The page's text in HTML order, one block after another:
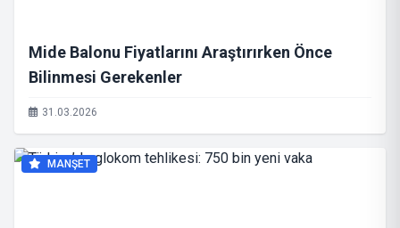
Mide Balonu Fiyatlarını Araştırırken Önce
Bilinmesi Gerekenler
31.03.2026
MANŞET